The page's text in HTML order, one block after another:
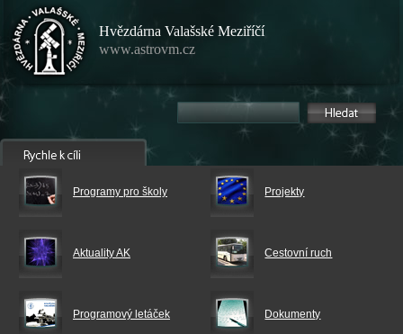
Hvězdárna Valašské Meziříčí
www.astrovm.cz
Programy pro školy Projekty
Aktuality AK Cestovní ruch
Programový letáček Dokumenty